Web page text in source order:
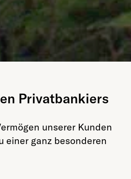
Privatbankiers
unserer Kunden
einer ganz besonderen